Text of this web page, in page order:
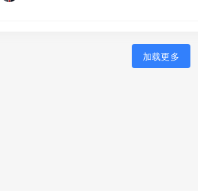
加载更多